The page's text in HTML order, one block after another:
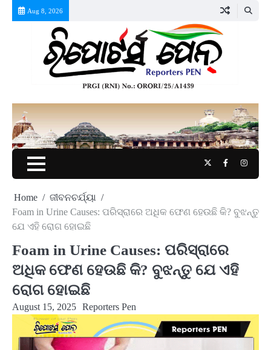
Aug 8, 2026
TwitterFacebook
Home
ଜୀବନଚର୍ଯ୍ୟା
Foam in Urine Causes: ପରିସ୍ରାରେ ଅଧିକ ଫେଣ ହେଉଛି କି? ବୁଝନ୍ତୁ
ଯେ ଏହି ରୋଗ ହୋଇଛି
Foam in Urine Causes: ପରିସ୍ରାରେ
ଅଧିକ ଫେଣ ହେଉଛି କି? ବୁଝନ୍ତୁ ଯେ ଏହି
ରୋଗ ହୋଇଛି
August 15, 2025 Reporters Pen